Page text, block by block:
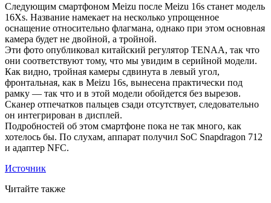
Следующим смартфоном Meizu после Meizu 16s станет модель
16Xs. Название намекает на несколько упрощенное
оснащение относительно флагмана, однако при этом основная
камера будет не двойной, а тройной.
Эти фото опубликовал китайский регулятор TENAA, так что
они соответствуют тому, что мы увидим в серийной модели.
Как видно, тройная камеры сдвинута в левый угол,
фронтальная, как в Meizu 16s, вынесена практически под
рамку — так что и в этой модели обойдется без вырезов.
Сканер отпечатков пальцев сзади отсутствует, следовательно
он интегрирован в дисплей.
Подробностей об этом смартфоне пока не так много, как
хотелось бы. По слухам, аппарат получил SoC Snapdragon 712
и адаптер NFC.
Источник
Читайте также